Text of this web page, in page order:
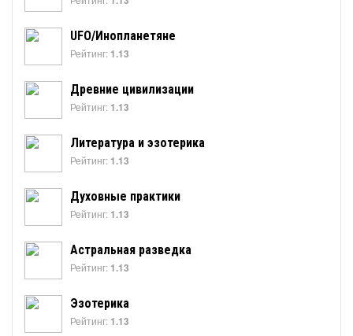
UFO/Инопланетяне
Рейтинг: 1.13
Древние цивилизации
Рейтинг: 1.13
Литература и эзотерика
Рейтинг: 1.13
Духовные практики
Рейтинг: 1.13
Астральная разведка
Рейтинг: 1.13
Эзотерика
Рейтинг: 1.13